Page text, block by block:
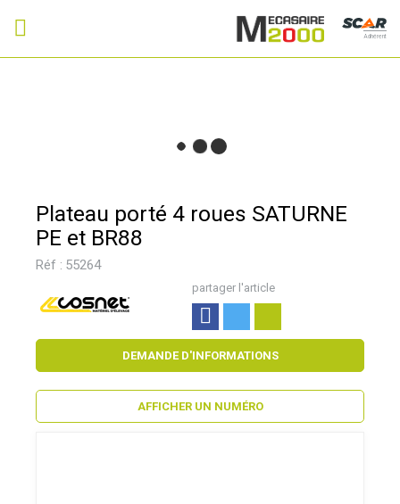
Adhérent
Plateau porté 4 roues SATURNE
PE et BR88
Réf : 55264
partager l'article
DEMANDE D'INFORMATIONS
AFFICHER UN NUMÉRO